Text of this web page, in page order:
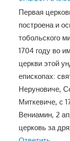
Первая
построена и
тобольского
1704 году во
церкви этой
епископах:
Неруновиче,
Миткевиче, с
Вениамин, 2
церковь за